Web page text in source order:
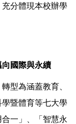
分體現本校辦學
國際與永續
型為涵蓋教育、
暨體育等七大學
一」、「智慧永